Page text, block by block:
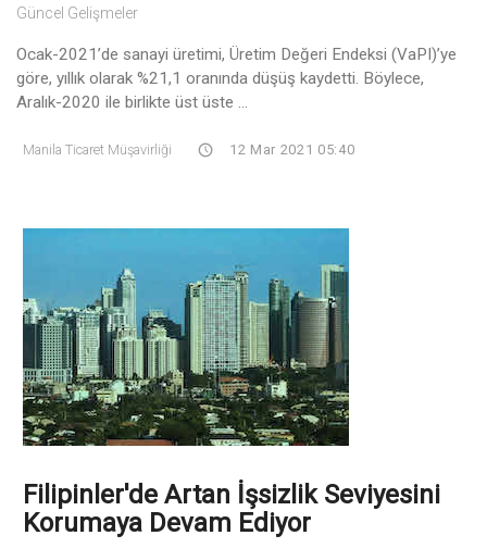
Güncel Gelişmeler
Ocak-2021’de sanayi üretimi, Üretim Değeri Endeksi (VaPI)’ye
göre, yıllık olarak %21,1 oranında düşüş kaydetti. Böylece,
Aralık-2020 ile birlikte üst üste ...
Manila Ticaret Müşavirliği 12 Mar 2021 05:40
Filipinler'de Artan İşsizlik Seviyesini
Korumaya Devam Ediyor